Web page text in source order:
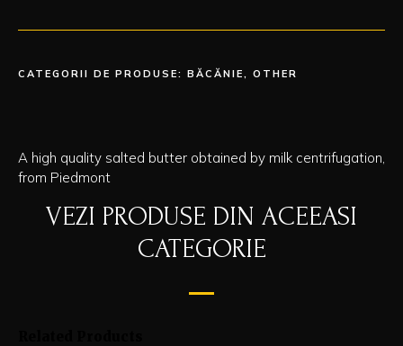
CATEGORII DE PRODUSE: BĂCĂNIE , OTHER
A high quality salted butter obtained by milk centrifugation,
from Piedmont
VEZI PRODUSE DIN ACEEASI
CATEGORIE